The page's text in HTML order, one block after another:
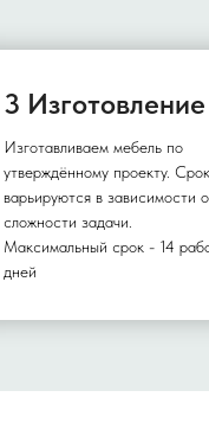
3 Изготовление
Изготавливаем мебель по
утверждённому проекту.
варьируются в зависимости
сложности задачи.
Максимальный срок - 14
дней